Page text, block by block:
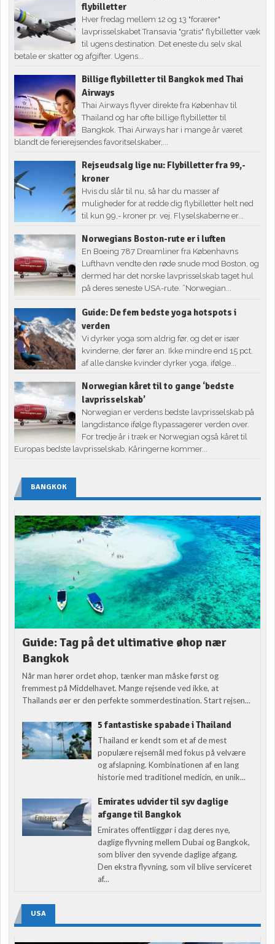
flybilletter
Hver fredag mellem 12 og 13 "forærer"
lavprisselskabet Transavia "gratis" flybilletter væk
til ugens destination. Det eneste du selv skal
betale er skatter og afgifter. Ugens...
Billige flybilletter til Bangkok med Thai
Airways
Thai Airways flyver direkte fra Københav til
Thailand og har ofte billige flybilletter til
Bangkok. Thai Airways har i mange år været
blandt de ferierejsendes favoritselskaber,...
Rejseudsalg lige nu: Flybilletter fra 99,-
kroner
Hvis du slår til nu, så har du masser af
muligheder for at redde dig flybilletter helt ned
til kun 99,- kroner pr. vej. Flyselskaberne er...
Norwegians Boston-rute er i luften
En Boeing 787 Dreamliner fra Københavns
Lufthavn vendte den røde snude mod Boston, og
dermed har det norske lavprisselskab taget hul
på deres seneste USA-rute. ”Norwegian...
Guide: De fem bedste yoga hotspots i
verden
Vi dyrker yoga som aldrig før, og det er især
kvinderne, der fører an. Ikke mindre end 15 pct.
af alle danske kvinder dyrker yoga, ifølge...
Norwegian kåret til to gange ‘bedste
lavprisselskab’
Norwegian er verdens bedste lavprisselskab på
langdistance ifølge flypassagerer verden over.
For tredje år i træk er Norwegian også kåret til
Europas bedste lavprisselskab. Kåringerne kommer...
BANGKOK
Guide: Tag på det ultimative øhop nær
Bangkok
Når man hører ordet øhop, tænker man måske først og
fremmest på Middelhavet. Mange rejsende ved ikke, at
Thailands øer er den perfekte sommerdestination. Start rejsen...
5 fantastiske spabade i Thailand
Thailand er kendt som et af de mest
populære rejsemål med fokus på velvære
og afslapning. Kombinationen af en lang
historie med traditionel medicin, en unik...
Emirates udvider til syv daglige
afgange til Bangkok
Emirates offentliggør i dag deres nye,
daglige flyvning mellem Dubai og Bangkok,
som bliver den syvende daglige afgang.
Den ekstra flyvning, som vil blive serviceret
af...
USA